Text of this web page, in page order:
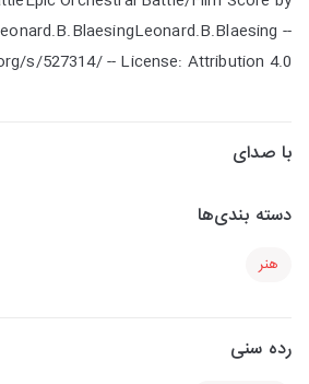
--
s/527314/ -- License: Attribution 4.0
با صدای
دسته بندی‌ها
هنر
رده سنی